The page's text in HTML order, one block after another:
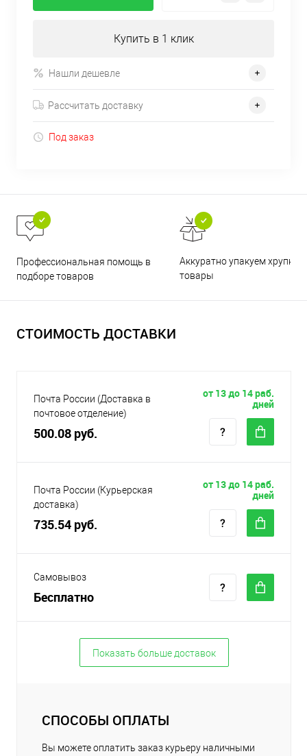
Купить в 1 клик
Нашли дешевле
Рассчитать доставку
Под заказ
Профессиональная помощь в
подборе товаров
Аккуратно упакуем хрупкие
товары
СТОИМОСТЬ ДОСТАВКИ
Почта России (Доставка в
почтовое отделение)
500.08 руб.
от 13 до 14 раб.
дней
Почта России (Курьерская
доставка)
735.54 руб.
от 13 до 14 раб.
дней
Самовывоз
Бесплатно
Показать больше доставок
СПОСОБЫ ОПЛАТЫ
Вы можете оплатить заказ курьеру наличными